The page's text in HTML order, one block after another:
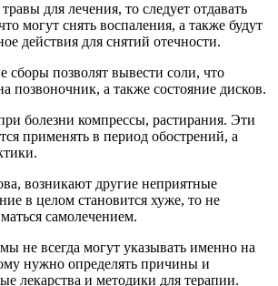
для лечения, то следует отдавать
могут снять воспаления, а также будут
действия для снятий отечности.
сборы позволят вывести соли, что
позвоночник, а также состояние дисков.
болезни компрессы, растирания. Эти
применять в период обострений, а
возникают другие неприятные
в целом становится хуже, то не
самолечением.
не всегда могут указывать именно на
нужно определять причины и
лекарства и методики для терапии.